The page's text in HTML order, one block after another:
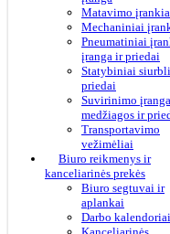
Matavimo
Mechaniniai
Pneumatiniai
įranga ir priedai
Statybiniai
priedai
Suvirinimo
medžiagos ir
Transportavimo
vežimėliai
Biuro reikmenys ir
kanceliarinės prekės
Biuro segtuvai ir
aplankai
Darbo kalendoriai